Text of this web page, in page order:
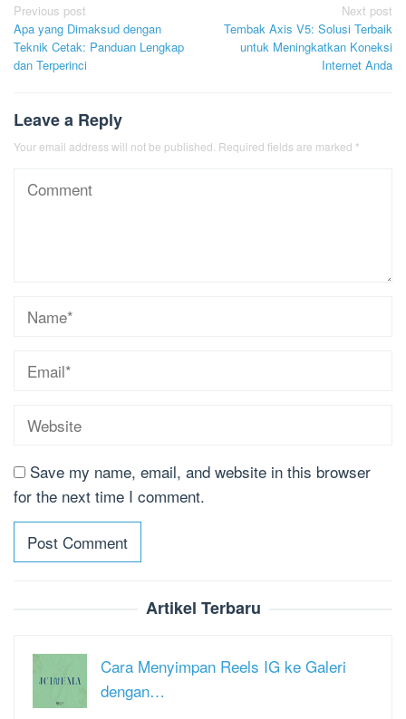
Post
navigation
Previous post
Apa yang Dimaksud dengan
Teknik Cetak: Panduan Lengkap
dan Terperinci
Next post
Tembak Axis V5: Solusi Terbaik
untuk Meningkatkan Koneksi
Internet Anda
Leave a Reply
Your email address will not be published. Required fields are marked *
Save my name, email, and website in this browser
for the next time I comment.
Artikel Terbaru
Cara Menyimpan Reels IG ke Galeri
dengan…